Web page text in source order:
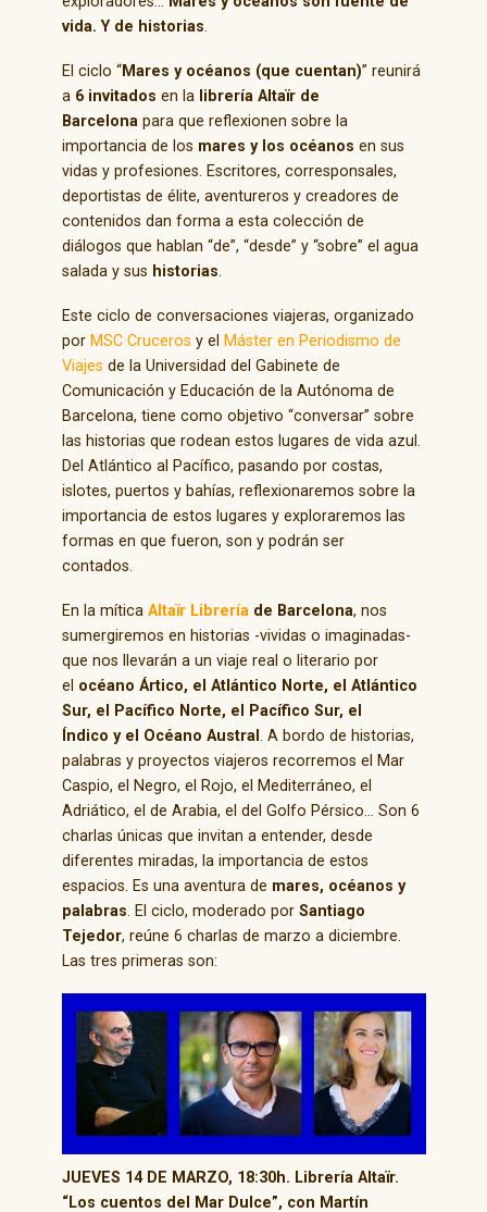
vida. Y de historias
El ciclo “Mares y océanos (que cuentan)” reunirá
a 6 invitados en la
librería Altaïr de
Barcelona para que reflexionen sobre la
importancia de los mares y los océanos en sus
vidas y profesiones. Escritores, corresponsales,
deportistas de élite, aventureros y creadores de
contenidos dan forma a esta colección de
diálogos que hablan “de”, “desde” y “sobre” el agua
salada y sus historias
Este ciclo de conversaciones viajeras, organizado
por MSC Cruceros y el
Máster en Periodismo de
Viajes de la Universidad del Gabinete de
Comunicación y Educación de la Autónoma de
Barcelona, tiene como objetivo “conversar” sobre
las historias que rodean estos lugares de vida azul.
Del Atlántico al Pacífico, pasando por costas,
islotes, puertos y bahías, reflexionaremos sobre la
importancia de estos lugares y exploraremos las
formas en que fueron, son y podrán ser
contados.
En la mítica Altaïr Librería de Barcelona, nos
sumergiremos en historias -vividas o imaginadas-
que nos llevarán a un viaje real o literario por
el océano Ártico, el Atlántico Norte, el Atlántico
Sur, el Pacífico Norte, el Pacífico Sur, el
Índico yel Océano Austral
. A bordo de historias,
palabras y proyectos viajeros recorremos el Mar
Caspio, el Negro, el Rojo, el Mediterráneo, el
Adriático, el de Arabia, el del Golfo Pérsico… Son 6
charlas únicas que invitan a entender, desde
diferentes miradas, la importancia de estos
espacios. Es una aventura de mares, océanos y
palabras . El ciclo, moderado porSantiago
Tejedor, reúne 6 charlas de marzo a diciembre.
Las tres primeras son:
JUEVES 14 DE MARZO, 18:30h. Librería Altaïr.
“Los cuentos del Mar Dulce”, con Martín